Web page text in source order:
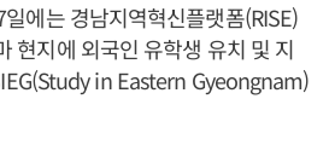
에는 경남지역혁신플랫폼(RISE)
현지에 외국인 유학생 유치 및 지
in Eastern Gyeongnam)